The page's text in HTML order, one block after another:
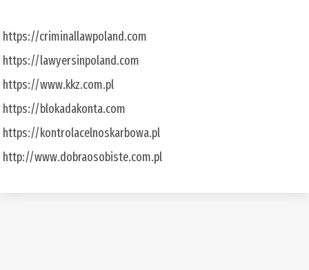
https://criminallawpoland.com
https://lawyersinpoland.com
https://www.kkz.com.pl
https://blokadakonta.com
https://kontrolacelnoskarbowa.pl
http://www.dobraosobiste.com.pl